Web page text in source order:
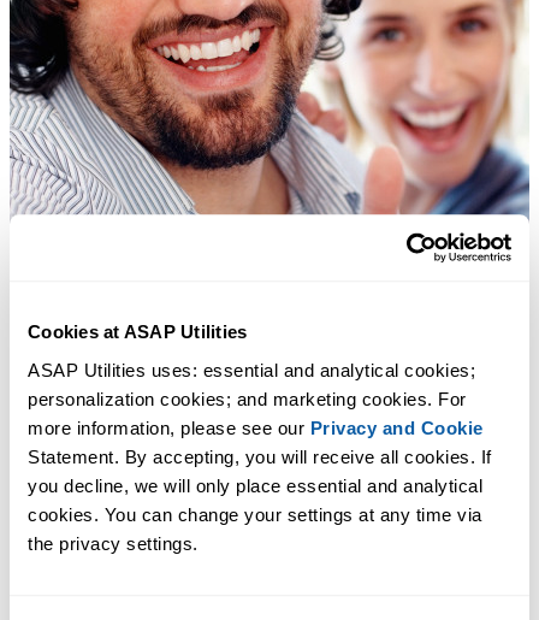
Cookies at ASAP Utilities
ASAP Utilities uses: essential and analytical cookies;
personalization cookies; and marketing cookies. For
more information, please see our Privacy and Cookie
Statement. By accepting, you will receive all cookies. If
you decline, we will only place essential and analytical
cookies. You can change your settings at any time via
the privacy settings.